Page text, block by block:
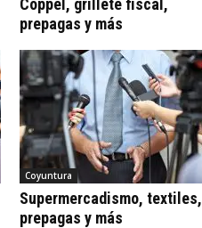
Coppel, grillete fiscal,
prepagas y más
Coyuntura
Supermercadismo, textiles,
prepagas y más